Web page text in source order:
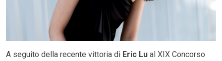
A seguito della recente vittoria di Eric Lu al XIX Concorso